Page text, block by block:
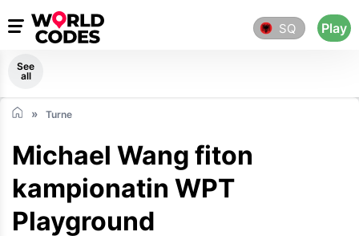
SQ Play
See
all
Turne
Michael Wang fiton
kampionatin WPT
Playground